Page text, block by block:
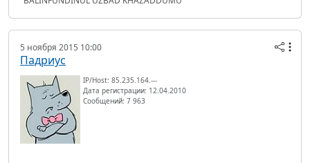
5 ноября 2015 10:00
Падриус
IP/Host: 85.235.164.---
Дата регистрации: 12.04.2010
Сообщений: 7 963